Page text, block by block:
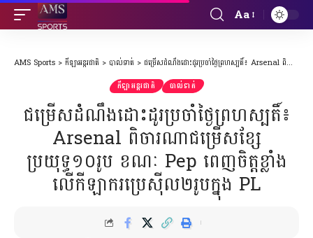
Font
Aa
AMS Sports > កីឡាអន្តរជាតិ > បាល់ទាត់ > ជម្រើសដំណឹងដោះដូរប្រចាំថ្ងៃព្រហស្បតិ៍៖ Arsenal ពិចារណាជម្រើសខ្សែប្រយុទ្ធ១០រូប ខណៈ Pep ពេញចិត្តខ្លាំងលើកីឡាករប្រេស៊ីល២រូបក្នុង PL
កីឡាអន្តរជាតិ បាល់ទាត់
ជម្រើសដំណឹងដោះដូរប្រចាំថ្ងៃព្រហស្បតិ៍៖
Arsenal ពិចារណាជម្រើសខ្សែ
ប្រយុទ្ធ១០រូប ខណៈ Pep ពេញចិត្តខ្លាំង
លើកីឡាករប្រេស៊ីល២រូបក្នុង PL